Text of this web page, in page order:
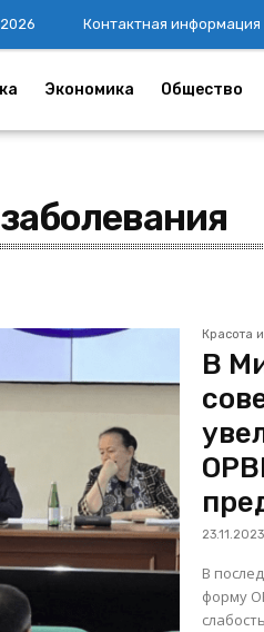
Контактная информация
Экономика Общество
Красота
В
23.11.2023
В
форму